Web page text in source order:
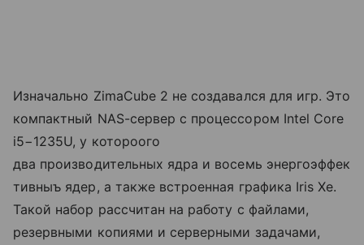
Изначально ZimaCube 2 не создавался для игр. Это
компактный NAS-сервер с процессором Intel Core
i5−1235U, у котороого
два производительных ядра и восемь энергоэффек
тивныъ ядер, а также встроенная графика Iris Xe.
Такой набор рассчитан на работу с файлами,
резервными копиями и серверными задачами,